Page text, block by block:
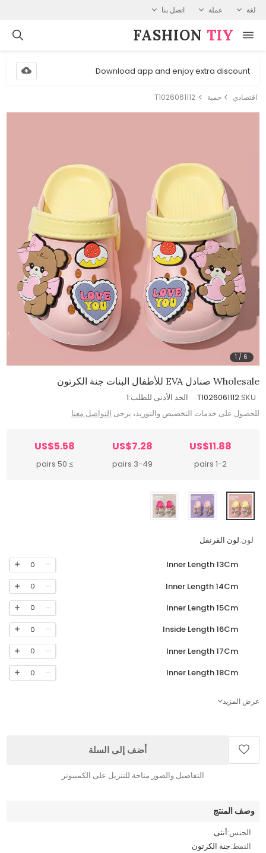
لغة عملة اتصل بنا
FASHION⁠ TIY
Download app and enjoy extra discount
اقتصادي حمية T1026061112
1 / 6
Wholesale صنادل EVA للأطفال البنات جنة الكرتون
SKU:
T1026061112 الحد الأدنى للطلب:1
للحصول على خدمات التخصيص والتوريد، يرجى التواصل معنا
US$11.88
1-2 pairs
US$7.28
3-49 pairs
US$5.58
≥ 50 pairs
لون:لون القرنفل
Inner Length 13Cm
0
Inner Length 14Cm
0
Inner Length 15Cm
0
Inside Length 16Cm
0
Inner Length 17Cm
0
Inner Length 18Cm
0
عرض المزيد
أضف إلى السلة
التفاصيل والصور متاحة للتنزيل على الكمبيوتر
وصف المنتج
الجنس:أنثى
النمط:جنة الكرتون